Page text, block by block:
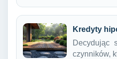
Kredyty
Decydując
czynników,